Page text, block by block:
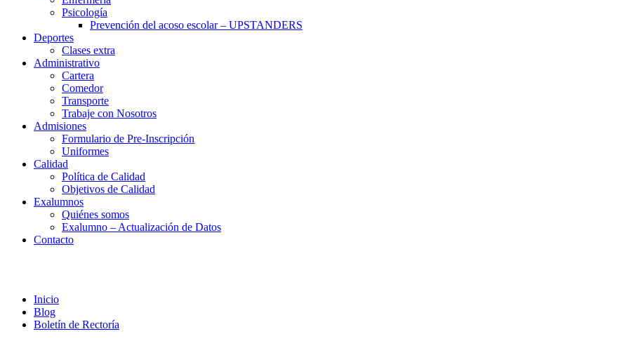
Psicología
Prevención del acoso escolar – UPSTANDERS
Deportes
Clases extra
Administrativo
Cartera
Comedor
Transporte
Trabaje con Nosotros
Admisiones
Formulario de Pre-Inscripción
Uniformes
Calidad
Política de Calidad
Objetivos de Calidad
Exalumnos
Quiénes somos
Exalumno – Actualización de Datos
Contacto
Inicio
Blog
Boletín de Rectoría